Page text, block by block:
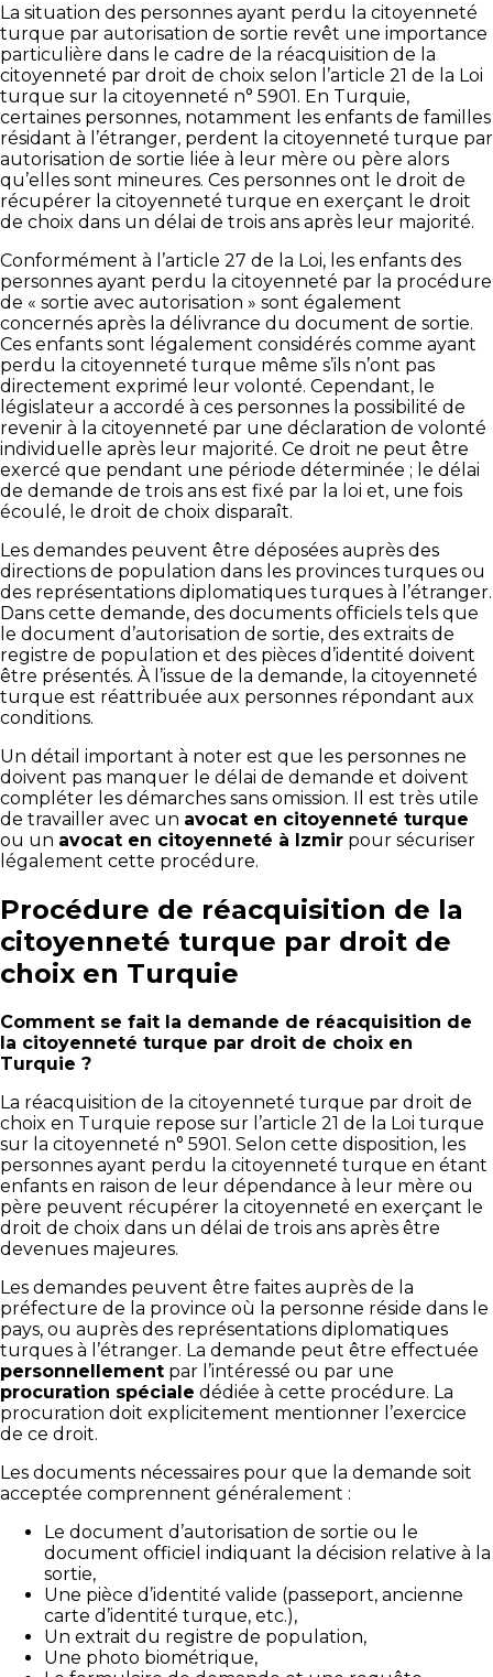
La situation des personnes ayant perdu la citoyenneté
turque par autorisation de sortie revêt une importance
particulière dans le cadre de la réacquisition de la
citoyenneté par droit de choix selon l’article 21 de la Loi
turque sur la citoyenneté n° 5901. En Turquie,
certaines personnes, notamment les enfants de familles
résidant à l’étranger, perdent la citoyenneté turque par
autorisation de sortie liée à leur mère ou père alors
qu’elles sont mineures. Ces personnes ont le droit de
récupérer la citoyenneté turque en exerçant le droit
de choix dans un délai de trois ans après leur majorité.
Conformément à l’article 27 de la Loi, les enfants des
personnes ayant perdu la citoyenneté par la procédure
de « sortie avec autorisation » sont également
concernés après la délivrance du document de sortie.
Ces enfants sont légalement considérés comme ayant
perdu la citoyenneté turque même s’ils n’ont pas
directement exprimé leur volonté. Cependant, le
législateur a accordé à ces personnes la possibilité de
revenir à la citoyenneté par une déclaration de volonté
individuelle après leur majorité. Ce droit ne peut être
exercé que pendant une période déterminée ; le délai
de demande de trois ans est fixé par la loi et, une fois
écoulé, le droit de choix disparaît.
Les demandes peuvent être déposées auprès des
directions de population dans les provinces turques ou
des représentations diplomatiques turques à l’étranger.
Dans cette demande, des documents officiels tels que
le document d’autorisation de sortie, des extraits de
registre de population et des pièces d’identité doivent
être présentés. À l’issue de la demande, la citoyenneté
turque est réattribuée aux personnes répondant aux
conditions.
Un détail important à noter est que les personnes ne
doivent pas manquer le délai de demande et doivent
compléter les démarches sans omission. Il est très utile
de travailler avec un avocat en citoyenneté turque
ou un avocat en citoyenneté à Izmir pour sécuriser
légalement cette procédure.
Procédure de réacquisition de la
citoyenneté turque par droit de
choix en Turquie
Comment se fait la demande de réacquisition de
la citoyenneté turque par droit de choix en
Turquie ?
La réacquisition de la citoyenneté turque par droit de
choix en Turquie repose sur l’article 21 de la Loi turque
sur la citoyenneté n° 5901. Selon cette disposition, les
personnes ayant perdu la citoyenneté turque en étant
enfants en raison de leur dépendance à leur mère ou
père peuvent récupérer la citoyenneté en exerçant le
droit de choix dans un délai de trois ans après être
devenues majeures.
Les demandes peuvent être faites auprès de la
préfecture de la province où la personne réside dans le
pays, ou auprès des représentations diplomatiques
turques à l’étranger. La demande peut être effectuée
personnellement par l’intéressé ou par une
procuration spéciale dédiée à cette procédure. La
procuration doit explicitement mentionner l’exercice
de ce droit.
Les documents nécessaires pour que la demande soit
acceptée comprennent généralement :
Le document d’autorisation de sortie ou le
document officiel indiquant la décision relative à la
sortie,
Une pièce d’identité valide (passeport, ancienne
carte d’identité turque, etc.),
Un extrait du registre de population,
Une photo biométrique,